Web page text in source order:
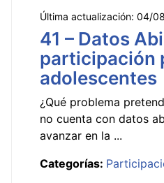
Última actualización: 04/
41 – Datos
participación
adolescentes
¿Qué problema
no cuenta con datos
avanzar en la ...
Categorías: